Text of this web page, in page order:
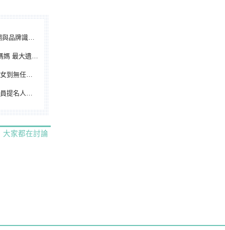
誌重磅啟用
憾無緣大聯盟
判人生國際發光
名 將另提他人
大家都在討論